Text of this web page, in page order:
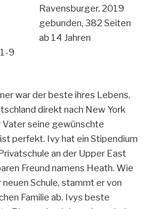
Ravensburger, 2019
gebunden, 382 Seiten
ab 14 Jahren
9
war der beste ihres Lebens,
direkt nach New York
seine gewünschte
perfekt. Ivy hat ein Stipendium
an der Upper East
Freund namens Heath. Wie
Schule, stammt er von
Familie ab. Ivys beste